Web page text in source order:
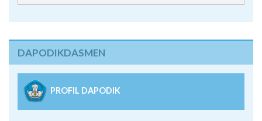
DAPODIKDASMEN
PROFIL DAPODIK